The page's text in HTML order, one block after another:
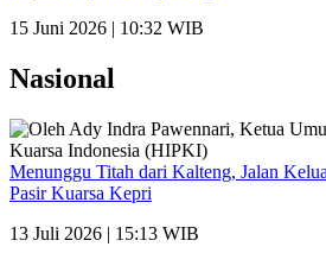
15 Juni 2026 | 10:32 WIB
Nasional
Menunggu Titah dari Kalteng, Jalan
Pasir Kuarsa Kepri
13 Juli 2026 | 15:13 WIB